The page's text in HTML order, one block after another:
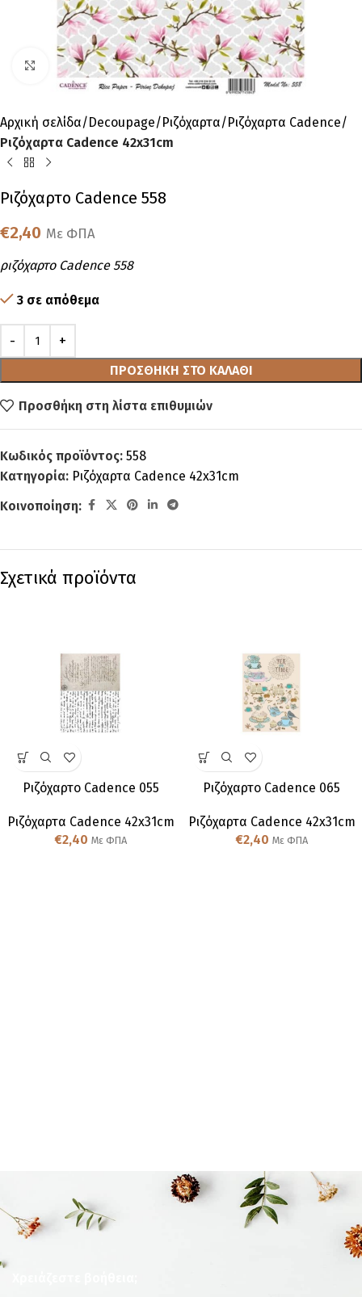
Click to enlarge
Αρχική σελίδα Decoupage Ριζόχαρτα Ριζόχαρτα Cadence
Ριζόχαρτα Cadence 42x31cm
Ριζόχαρτο Cadence 558
€2,40 Με ΦΠΑ
ριζόχαρτο Cadence 558
3 σε απόθεμα
ΠΡΟΣΘΉΚΗ ΣΤΟ ΚΑΛΆΘΙ
Προσθήκη στη λίστα επιθυμιών
Κωδικός προϊόντος: 558
Κατηγορία: Ριζόχαρτα Cadence 42x31cm
Κοινοποίηση:
Σχετικά προϊόντα
Ριζόχαρτο Cadence 055
Ριζόχαρτα Cadence 42x31cm
€2,40 Με ΦΠΑ
Ριζόχαρτο Cadence 065
Ριζόχαρτα Cadence 42x31cm
€2,40 Με ΦΠΑ